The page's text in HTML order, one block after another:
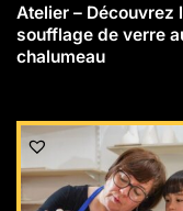
Atelier – Découvrez
soufflage de verre
chalumeau